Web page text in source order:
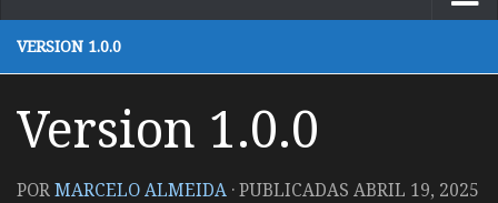
VERSION 1.0.0
Version 1.0.0
PORMARCELO ALMEIDA · PUBLICADAS ABRIL 19, 2025